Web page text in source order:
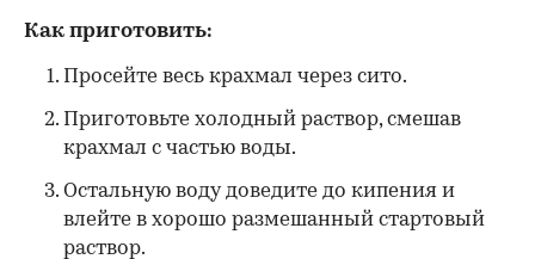
Как приготовить:
Просейте весь крахмал через сито.
Приготовьте холодный раствор, смешав
крахмал с частью воды.
Остальную воду доведите до кипения и
влейте в хорошо размешанный стартовый
раствор.